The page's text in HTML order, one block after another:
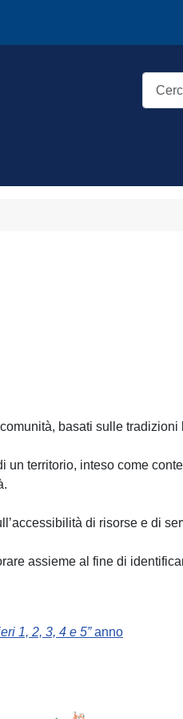
basati sulle
territorio, inteso come
di risorse e di
assieme al fine di
1, 2, 3, 4 e 5”anno